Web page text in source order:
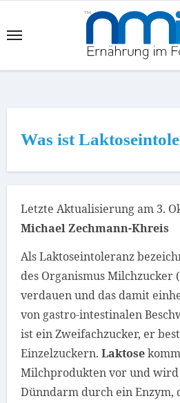
to
Was ist
Letzte Aktualisierung am 3.
Michael Zechmann-Khreis
AlsLaktoseintoleranz
des OrganismusMilchzucker
verdauen und das damit
von gastro-intestinalen
ist ein Zweifachzucker, er
Einzelzuckern. Laktose
Milchprodukten vor und
Dünndarm durch ein Enzym,